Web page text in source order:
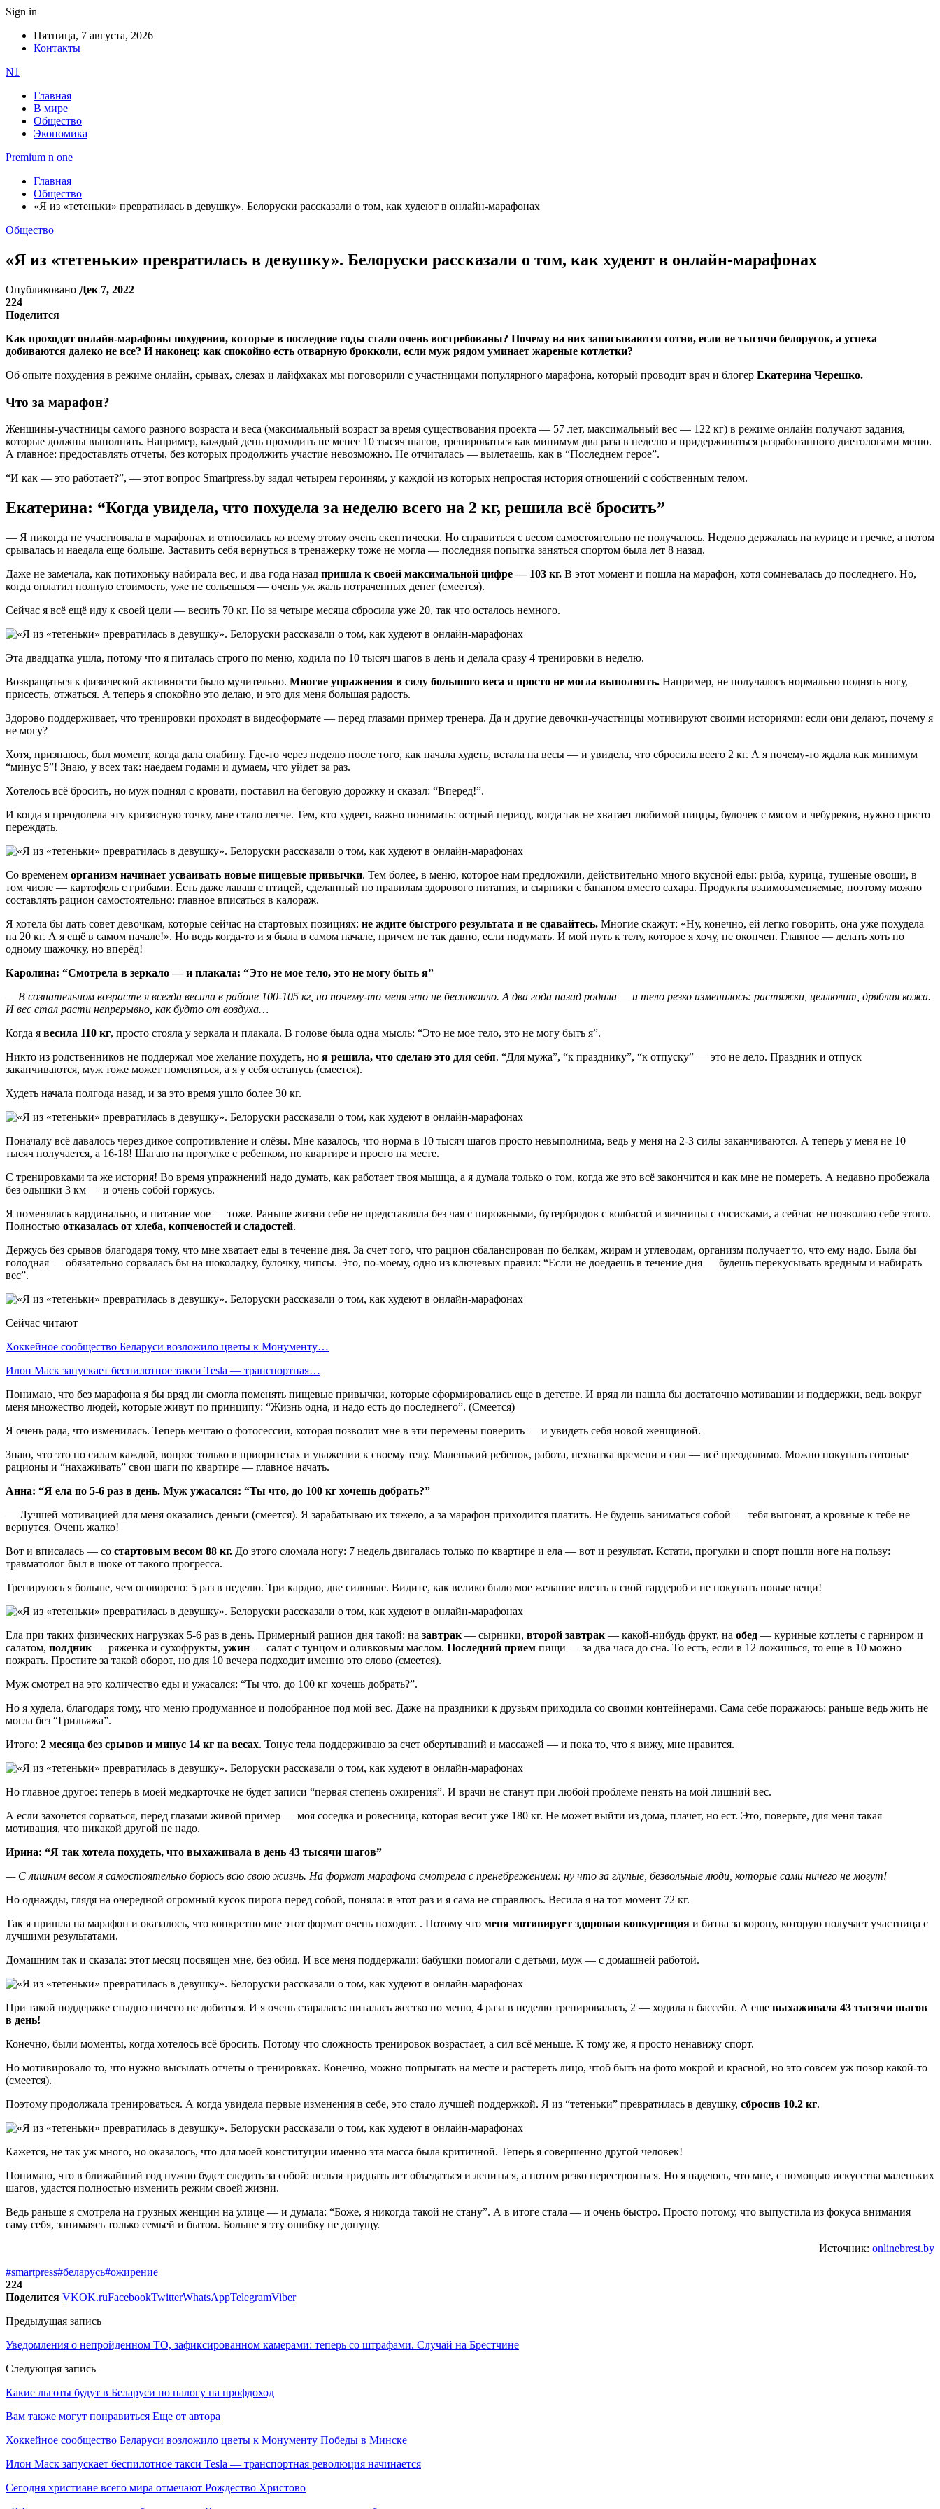
Sign in
Пятница, 7 августа, 2026
Контакты
N1
Главная
В мире
Общество
Экономика
Premium n one
Главная
Общество
«Я из «тетеньки» превратилась в девушку». Белоруски рассказали о том, как худеют в онлайн-марафонах
Общество
«Я из «тетеньки» превратилась в девушку». Белоруски рассказали о том, как худеют в онлайн-марафонах
Опубликовано Дек 7, 2022
224
Поделится
Как проходят онлайн-марафоны похудения, которые в последние годы стали очень востребованы? Почему на них записываются сотни, если не тысячи белорусок, а успеха
добиваются далеко не все? И наконец: как спокойно есть отварную брокколи, если муж рядом уминает жареные котлетки?
Об опыте похудения в режиме онлайн, срывах, слезах и лайфхаках мы поговорили с участницами популярного марафона, который проводит врач и блогер Екатерина Черешко.
Что за марафон?
Женщины-участницы самого разного возраста и веса (максимальный возраст за время существования проекта — 57 лет, максимальный вес — 122 кг) в режиме онлайн получают задания,
которые должны выполнять. Например, каждый день проходить не менее 10 тысяч шагов, тренироваться как минимум два раза в неделю и придерживаться разработанного диетологами меню.
А главное: предоставлять отчеты, без которых продолжить участие невозможно. Не отчиталась — вылетаешь, как в “Последнем герое”.
“И как — это работает?”, — этот вопрос Smartpress.by задал четырем героиням, у каждой из которых непростая история отношений с собственным телом.
Екатерина: “Когда увидела, что похудела за неделю всего на 2 кг, решила всё бросить”
— Я никогда не участвовала в марафонах и относилась ко всему этому очень скептически. Но справиться с весом самостоятельно не получалось. Неделю держалась на курице и гречке, а потом
срывалась и наедала еще больше. Заставить себя вернуться в тренажерку тоже не могла — последняя попытка заняться спортом была лет 8 назад.
Даже не замечала, как потихоньку набирала вес, и два года назад пришла к своей максимальной цифре — 103 кг. В этот момент и пошла на марафон, хотя сомневалась до последнего. Но,
когда оплатил полную стоимость, уже не сольешься — очень уж жаль потраченных денег (смеется).
Сейчас я всё ещё иду к своей цели — весить 70 кг. Но за четыре месяца сбросила уже 20, так что осталось немного.
Эта двадцатка ушла, потому что я питалась строго по меню, ходила по 10 тысяч шагов в день и делала сразу 4 тренировки в неделю.
Возвращаться к физической активности было мучительно. Многие упражнения в силу большого веса я просто не могла выполнять. Например, не получалось нормально поднять ногу,
присесть, отжаться. А теперь я спокойно это делаю, и это для меня большая радость.
Здорово поддерживает, что тренировки проходят в видеоформате — перед глазами пример тренера. Да и другие девочки-участницы мотивируют своими историями: если они делают, почему я
не могу?
Хотя, признаюсь, был момент, когда дала слабину. Где-то через неделю после того, как начала худеть, встала на весы — и увидела, что сбросила всего 2 кг. А я почему-то ждала как минимум
“минус 5”! Знаю, у всех так: наедаем годами и думаем, что уйдет за раз.
Хотелось всё бросить, но муж поднял с кровати, поставил на беговую дорожку и сказал: “Вперед!”.
И когда я преодолела эту кризисную точку, мне стало легче. Тем, кто худеет, важно понимать: острый период, когда так не хватает любимой пиццы, булочек с мясом и чебуреков, нужно просто
переждать.
Со временем организм начинает усваивать новые пищевые привычки. Тем более, в меню, которое нам предложили, действительно много вкусной еды: рыба, курица, тушеные овощи, в
том числе — картофель с грибами. Есть даже лаваш с птицей, сделанный по правилам здорового питания, и сырники с бананом вместо сахара. Продукты взаимозаменяемые, поэтому можно
составлять рацион самостоятельно: главное вписаться в калораж.
Я хотела бы дать совет девочкам, которые сейчас на стартовых позициях: не ждите быстрого результата и не сдавайтесь. Многие скажут: «Ну, конечно, ей легко говорить, она уже похудела
на 20 кг. А я ещё в самом начале!». Но ведь когда-то и я была в самом начале, причем не так давно, если подумать. И мой путь к телу, которое я хочу, не окончен. Главное — делать хоть по
одному шажочку, но вперёд!
Каролина: “Смотрела в зеркало — и плакала: “Это не мое тело, это не могу быть я”
— В сознательном возрасте я всегда весила в районе 100-105 кг, но почему-то меня это не беспокоило. А два года назад родила — и тело резко изменилось: растяжки, целлюлит, дряблая кожа.
И вес стал расти непрерывно, как будто от воздуха…
Когда я весила 110 кг, просто стояла у зеркала и плакала. В голове была одна мысль: “Это не мое тело, это не могу быть я”.
Никто из родственников не поддержал мое желание похудеть, но я решила, что сделаю это для себя. “Для мужа”, “к празднику”, “к отпуску” — это не дело. Праздник и отпуск
заканчиваются, муж тоже может поменяться, а я у себя останусь (смеется).
Худеть начала полгода назад, и за это время ушло более 30 кг.
Поначалу всё давалось через дикое сопротивление и слёзы. Мне казалось, что норма в 10 тысяч шагов просто невыполнима, ведь у меня на 2-3 силы заканчиваются. А теперь у меня не 10
тысяч получается, а 16-18! Шагаю на прогулке с ребенком, по квартире и просто на месте.
С тренировками та же история! Во время упражнений надо думать, как работает твоя мышца, а я думала только о том, когда же это всё закончится и как мне не помереть. А недавно пробежала
без одышки 3 км — и очень собой горжусь.
Я поменялась кардинально, и питание мое — тоже. Раньше жизни себе не представляла без чая с пирожными, бутербродов с колбасой и яичницы с сосисками, а сейчас не позволяю себе этого.
Полностью отказалась от хлеба, копченостей и сладостей.
Держусь без срывов благодаря тому, что мне хватает еды в течение дня. За счет того, что рацион сбалансирован по белкам, жирам и углеводам, организм получает то, что ему надо. Была бы
голодная — обязательно сорвалась бы на шоколадку, булочку, чипсы. Это, по-моему, одно из ключевых правил: “Если не доедаешь в течение дня — будешь перекусывать вредным и набирать
вес”.
Сейчас читают
Хоккейное сообщество Беларуси возложило цветы к Монументу…
Илон Маск запускает беспилотное такси Tesla — транспортная…
Понимаю, что без марафона я бы вряд ли смогла поменять пищевые привычки, которые сформировались еще в детстве. И вряд ли нашла бы достаточно мотивации и поддержки, ведь вокруг
меня множество людей, которые живут по принципу: “Жизнь одна, и надо есть до последнего”. (Смеется)
Я очень рада, что изменилась. Теперь мечтаю о фотосессии, которая позволит мне в эти перемены поверить — и увидеть себя новой женщиной.
Знаю, что это по силам каждой, вопрос только в приоритетах и уважении к своему телу. Маленький ребенок, работа, нехватка времени и сил — всё преодолимо. Можно покупать готовые
рационы и “нахаживать” свои шаги по квартире — главное начать.
Анна: “Я ела по 5-6 раз в день. Муж ужасался: “Ты что, до 100 кг хочешь добрать?”
— Лучшей мотивацией для меня оказались деньги (смеется). Я зарабатываю их тяжело, а за марафон приходится платить. Не будешь заниматься собой — тебя выгонят, а кровные к тебе не
вернутся. Очень жалко!
Вот и вписалась — со стартовым весом 88 кг. До этого сломала ногу: 7 недель двигалась только по квартире и ела — вот и результат. Кстати, прогулки и спорт пошли ноге на пользу:
травматолог был в шоке от такого прогресса.
Тренируюсь я больше, чем оговорено: 5 раз в неделю. Три кардио, две силовые. Видите, как велико было мое желание влезть в свой гардероб и не покупать новые вещи!
Ела при таких физических нагрузках 5-6 раз в день. Примерный рацион дня такой: на завтрак — сырники, второй завтрак — какой-нибудь фрукт, на обед — куриные котлеты с гарниром и
салатом, полдник — ряженка и сухофрукты, ужин — салат с тунцом и оливковым маслом. Последний прием пищи — за два часа до сна. То есть, если в 12 ложишься, то еще в 10 можно
пожрать. Простите за такой оборот, но для 10 вечера подходит именно это слово (смеется).
Муж смотрел на это количество еды и ужасался: “Ты что, до 100 кг хочешь добрать?”.
Но я худела, благодаря тому, что меню продуманное и подобранное под мой вес. Даже на праздники к друзьям приходила со своими контейнерами. Сама себе поражаюсь: раньше ведь жить не
могла без “Грильяжа”.
Итого: 2 месяца без срывов и минус 14 кг на весах. Тонус тела поддерживаю за счет обертываний и массажей — и пока то, что я вижу, мне нравится.
Но главное другое: теперь в моей медкарточке не будет записи “первая степень ожирения”. И врачи не станут при любой проблеме пенять на мой лишний вес.
А если захочется сорваться, перед глазами живой пример — моя соседка и ровесница, которая весит уже 180 кг. Не может выйти из дома, плачет, но ест. Это, поверьте, для меня такая
мотивация, что никакой другой не надо.
Ирина: “Я так хотела похудеть, что выхаживала в день 43 тысячи шагов”
— C лишним весом я самостоятельно борюсь всю свою жизнь. На формат марафона смотрела с пренебрежением: ну что за глупые, безвольные люди, которые сами ничего не могут!
Но однажды, глядя на очередной огромный кусок пирога перед собой, поняла: в этот раз и я сама не справлюсь. Весила я на тот момент 72 кг.
Так я пришла на марафон и оказалось, что конкретно мне этот формат очень походит. . Потому что меня мотивирует здоровая конкуренция и битва за корону, которую получает участница с
лучшими результатами.
Домашним так и сказала: этот месяц посвящен мне, без обид. И все меня поддержали: бабушки помогали с детьми, муж — с домашней работой.
При такой поддержке стыдно ничего не добиться. И я очень старалась: питалась жестко по меню, 4 раза в неделю тренировалась, 2 — ходила в бассейн. А еще выхаживала 43 тысячи шагов
в день!
Конечно, были моменты, когда хотелось всё бросить. Потому что сложность тренировок возрастает, а сил всё меньше. К тому же, я просто ненавижу спорт.
Но мотивировало то, что нужно высылать отчеты о тренировках. Конечно, можно попрыгать на месте и растереть лицо, чтоб быть на фото мокрой и красной, но это совсем уж позор какой-то
(смеется).
Поэтому продолжала тренироваться. А когда увидела первые изменения в себе, это стало лучшей поддержкой. Я из “тетеньки” превратилась в девушку, сбросив 10.2 кг.
Кажется, не так уж много, но оказалось, что для моей конституции именно эта масса была критичной. Теперь я совершенно другой человек!
Понимаю, что в ближайший год нужно будет следить за собой: нельзя тридцать лет объедаться и лениться, а потом резко перестроиться. Но я надеюсь, что мне, с помощью искусства маленьких
шагов, удастся полностью изменить режим своей жизни.
Ведь раньше я смотрела на грузных женщин на улице — и думала: “Боже, я никогда такой не стану”. А в итоге стала — и очень быстро. Просто потому, что выпустила из фокуса внимания
саму себя, занимаясь только семьей и бытом. Больше я эту ошибку не допущу.
Источник: onlinebrest.by
#smartpress#беларусь#ожирение
224
Поделится VKOK.ruFacebookTwitterWhatsAppTelegramViber
Предыдущая запись
Уведомления о непройденном ТО, зафиксированном камерами: теперь со штрафами. Случай на Брестчине
Следующая запись
Какие льготы будут в Беларуси по налогу на профдоход
Вам также могут понравиться Еще от автора
Хоккейное сообщество Беларуси возложило цветы к Монументу Победы в Минске
Илон Маск запускает беспилотное такси Tesla — транспортная революция начинается
Сегодня христиане всего мира отмечают Рождество Христово